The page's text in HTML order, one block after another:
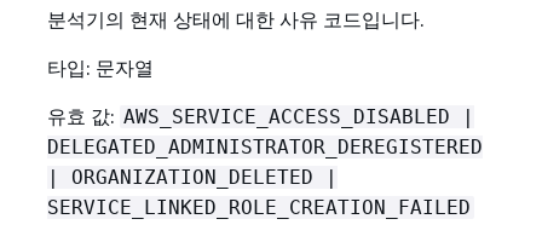
분석기의 현재 상태에 대한 사유 코드입니다.
타입: 문자열
유효 값: AWS_SERVICE_ACCESS_DISABLED |
DELEGATED_ADMINISTRATOR_DEREGISTERED
| ORGANIZATION_DELETED |
SERVICE_LINKED_ROLE_CREATION_FAILED